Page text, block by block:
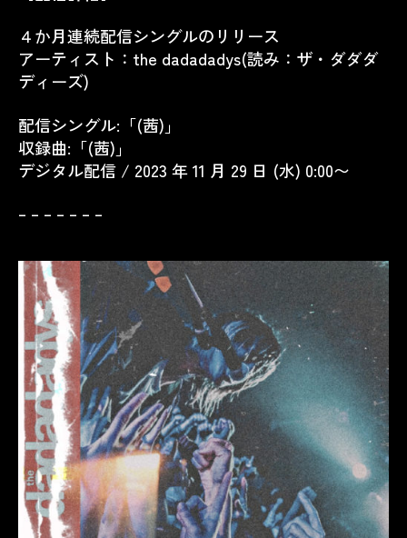
４か月連続配信シングルのリリース
アーティスト：the dadadadys(読み：ザ・ダダダ
ディーズ)
配信シングル:「(茜)」
収録曲:「(茜)」
デジタル配信 / 2023 年 11 月 29 日 (水) 0:00〜
– – – – – – –